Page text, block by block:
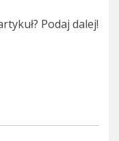
Podaj dalej!